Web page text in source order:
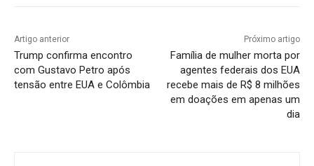
Artigo anterior
Trump confirma encontro
com Gustavo Petro após
tensão entre EUA e Colômbia
Próximo artigo
Família de mulher morta por
agentes federais dos EUA
recebe mais de R$ 8 milhões
em doações em apenas um
dia